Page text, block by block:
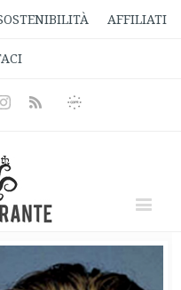
AFFILIATI
Rss
Informativa